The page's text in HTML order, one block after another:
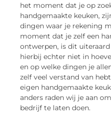
het moment dat je op
handgemaakte keuken,
dingen waar je rekening
moment dat je zelf een
ontwerpen, is dit
hierbij echter niet in
en op welke dingen je
zelf veel verstand van
eigen handgemaakte
anders raden wij je aan
bedrijf te laten doen.